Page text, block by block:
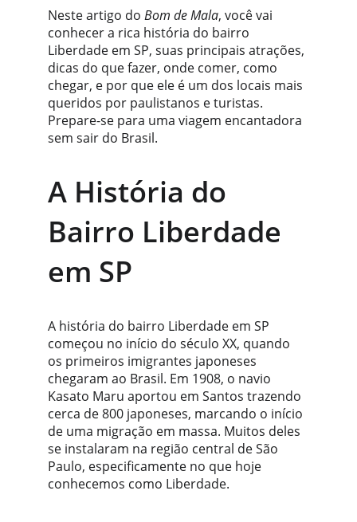
Neste artigo do Bom de Mala, você vai
conhecer a rica história do bairro
Liberdade em SP, suas principais atrações,
dicas do que fazer, onde comer, como
chegar, e por que ele é um dos locais mais
queridos por paulistanos e turistas.
Prepare-se para uma viagem encantadora
sem sair do Brasil.
A História do
Bairro Liberdade
em SP
A história do bairro Liberdade em SP
começou no início do século XX, quando
os primeiros imigrantes japoneses
chegaram ao Brasil. Em 1908, o navio
Kasato Maru aportou em Santos trazendo
cerca de 800 japoneses, marcando o início
de uma migração em massa. Muitos deles
se instalaram na região central de São
Paulo, especificamente no que hoje
conhecemos como Liberdade.